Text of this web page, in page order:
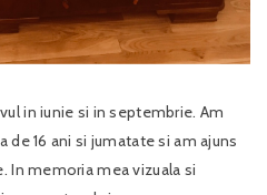
in iunie si in septembrie. Am
de 16 ani si jumatate si am ajuns
In memoria mea vizuala si